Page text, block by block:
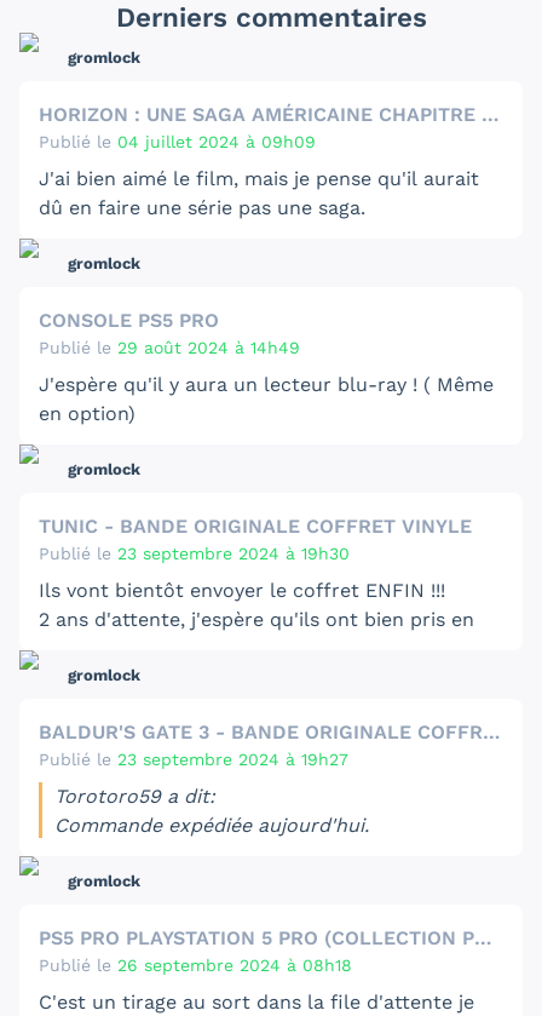
Derniers commentaires
gromlock
HORIZON : UNE SAGA AMÉRICAINE CHAPITRE 1 - STEELBOOK 4K
Publié le 04 juillet 2024 à 09h09
J'ai bien aimé le film, mais je pense qu'il aurait
dû en faire une série pas une saga.
gromlock
CONSOLE PS5 PRO
Publié le 29 août 2024 à 14h49
J'espère qu'il y aura un lecteur blu-ray ! ( Même
en option)
dématérialiser.
gromlock
TUNIC - BANDE ORIGINALE COFFRET VINYLE
Publié le 23 septembre 2024 à 19h30
Ils vont bientôt envoyer le coffret ENFIN !!!
2 ans d'attente, j'espère qu'ils ont bien pris en
gromlock
BALDUR'S GATE 3 - BANDE ORIGINALE COFFRET 3 VINYLES ÉDITION LIMITÉE
Publié le 23 septembre 2024 à 19h27
Torotoro59 a dit:
Commande expédiée aujourd'hui.
gromlock
PS5 PRO PLAYSTATION 5 PRO (COLLECTION PLAYSTATION 30ÈME ANNIVERSAIRE)
Publié le 26 septembre 2024 à 08h18
C'est un tirage au sort dans la file d'attente je